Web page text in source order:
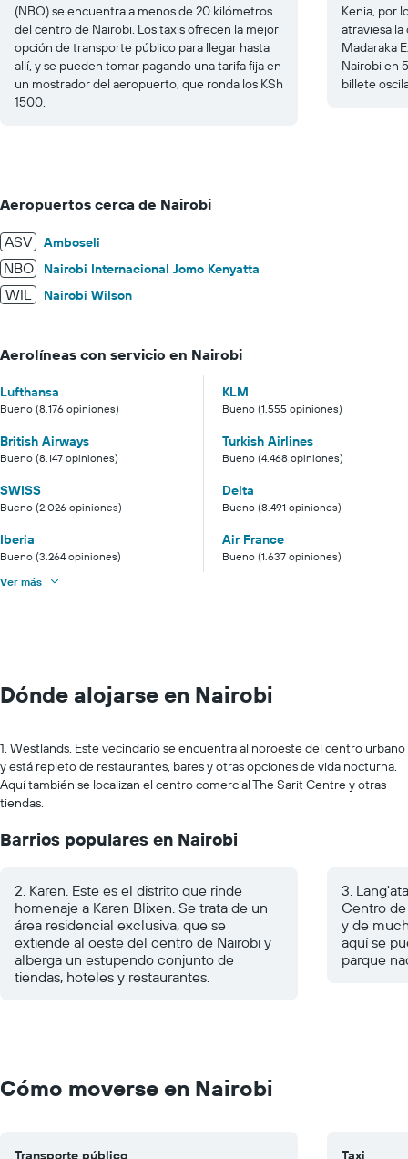
(NBO) se encuentra a menos de 20 kilómetros
del centro de Nairobi. Los taxis ofrecen la mejor
opción de transporte público para llegar hasta
allí, y se pueden tomar pagando una tarifa fija en
un mostrador del aeropuerto, que ronda los KSh
1500.
Kenia, por
atraviesa
Madaraka
Nairobi en
billete
Aeropuertos cerca de Nairobi
ASV Amboseli
NBO Nairobi Internacional Jomo Kenyatta
WIL Nairobi Wilson
Aerolíneas con servicio en Nairobi
Lufthansa
Bueno (8.176 opiniones)
KLM
Bueno (1.555 opiniones)
British Airways
Bueno (8.147 opiniones)
Turkish Airlines
Bueno (4.468 opiniones)
SWISS
Bueno (2.026 opiniones)
Delta
Bueno (8.491 opiniones)
Iberia
Bueno (3.264 opiniones)
Air France
Bueno (1.637 opiniones)
Ver más
Dónde alojarse en Nairobi
1. Westlands. Este vecindario se encuentra al noroeste del centro urbano
y está repleto de restaurantes, bares y otras opciones de vida nocturna.
Aquí también se localizan el centro comercial The Sarit Centre y otras
tiendas.
Barrios populares en Nairobi
2. Karen. Este es el distrito que rinde
homenaje a Karen Blixen. Se trata de un
área residencial exclusiva, que se
extiende al oeste del centro de Nairobi y
alberga un estupendo conjunto de
tiendas, hoteles y restaurantes.
3.
Centro de
y de
aquí se
parque
Cómo moverse en Nairobi
Transporte público
Taxi